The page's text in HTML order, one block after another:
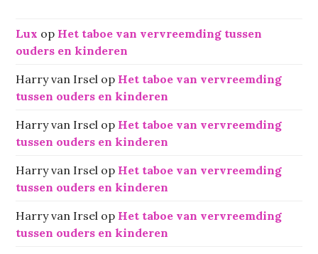
Lux op Het taboe van vervreemding tussen
ouders en kinderen
Harry van Irsel op Het taboe van vervreemding
tussen ouders en kinderen
Harry van Irsel op Het taboe van vervreemding
tussen ouders en kinderen
Harry van Irsel op Het taboe van vervreemding
tussen ouders en kinderen
Harry van Irsel op Het taboe van vervreemding
tussen ouders en kinderen